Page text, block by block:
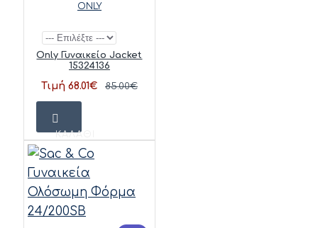
ONLY
Only Γυναικείο Jacket
15324136
Τιμή 68.01€ 85.00€
ΚΑΛΆΘΙ